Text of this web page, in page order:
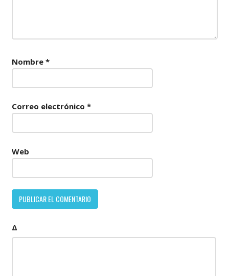
Nombre *
Correo electrónico *
Web
Δ